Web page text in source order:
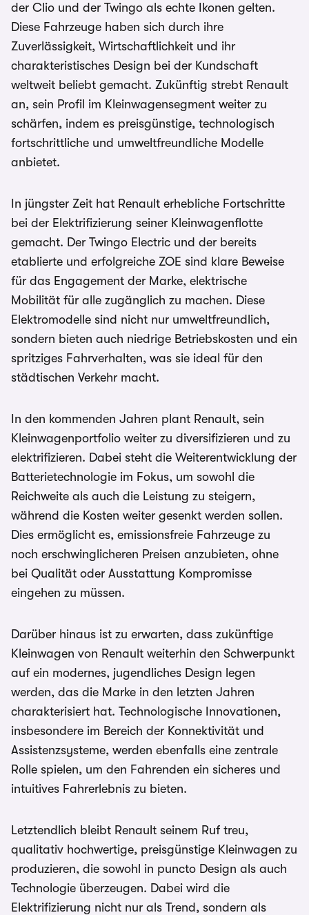
der Clio und der Twingo als echte Ikonen gelten.
Diese Fahrzeuge haben sich durch ihre
Zuverlässigkeit, Wirtschaftlichkeit und ihr
charakteristisches Design bei der Kundschaft
weltweit beliebt gemacht. Zukünftig strebt Renault
an, sein Profil im Kleinwagensegment weiter zu
schärfen, indem es preisgünstige, technologisch
fortschrittliche und umweltfreundliche Modelle
anbietet.
In jüngster Zeit hat Renault erhebliche Fortschritte
bei der Elektrifizierung seiner Kleinwagenflotte
gemacht. Der Twingo Electric und der bereits
etablierte und erfolgreiche ZOE sind klare Beweise
für das Engagement der Marke, elektrische
Mobilität für alle zugänglich zu machen. Diese
Elektromodelle sind nicht nur umweltfreundlich,
sondern bieten auch niedrige Betriebskosten und ein
spritziges Fahrverhalten, was sie ideal für den
städtischen Verkehr macht.
In den kommenden Jahren plant Renault, sein
Kleinwagenportfolio weiter zu diversifizieren und zu
elektrifizieren. Dabei steht die Weiterentwicklung der
Batterietechnologie im Fokus, um sowohl die
Reichweite als auch die Leistung zu steigern,
während die Kosten weiter gesenkt werden sollen.
Dies ermöglicht es, emissionsfreie Fahrzeuge zu
noch erschwinglicheren Preisen anzubieten, ohne
bei Qualität oder Ausstattung Kompromisse
eingehen zu müssen.
Darüber hinaus ist zu erwarten, dass zukünftige
Kleinwagen von Renault weiterhin den Schwerpunkt
auf ein modernes, jugendliches Design legen
werden, das die Marke in den letzten Jahren
charakterisiert hat. Technologische Innovationen,
insbesondere im Bereich der Konnektivität und
Assistenzsysteme, werden ebenfalls eine zentrale
Rolle spielen, um den Fahrenden ein sicheres und
intuitives Fahrerlebnis zu bieten.
Letztendlich bleibt Renault seinem Ruf treu,
qualitativ hochwertige, preisgünstige Kleinwagen zu
produzieren, die sowohl in puncto Design als auch
Technologie überzeugen. Dabei wird die
Elektrifizierung nicht nur als Trend, sondern als